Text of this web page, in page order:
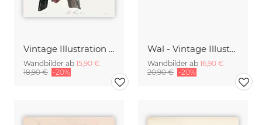
Vintage Illustration Tucano
Wandbilder ab 15,90 €
18,90 € -20%
Wal - Vintage Illustration
Wandbilder ab 16,90 €
20,90 € -20%